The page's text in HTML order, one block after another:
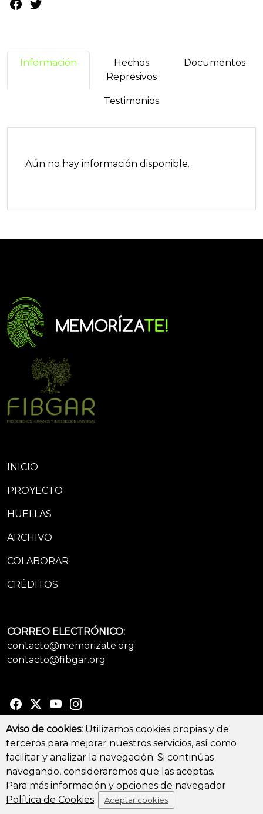
Información
Hechos
Represivos
Documentos
Testimonios
Aún no hay información disponible.
INICIO
PROYECTO
HUELLAS
ARCHIVO
COLABORAR
CRÉDITOS
CORREO ELECTRÓNICO:
contacto@memorizate.org
contacto@fibgar.org
© Copyright 2026 - All Rights Reserved
Aviso legal y Política de privacidad -Política de cookies
Aviso de cookies: Utilizamos cookies propias y de
terceros para mejorar nuestros servicios, así como
facilitar y analizar la navegación. Si continúas
navegando, consideraremos que las aceptas.
Para más información y opciones de navegador
Política de Cookies. Aceptar cookies